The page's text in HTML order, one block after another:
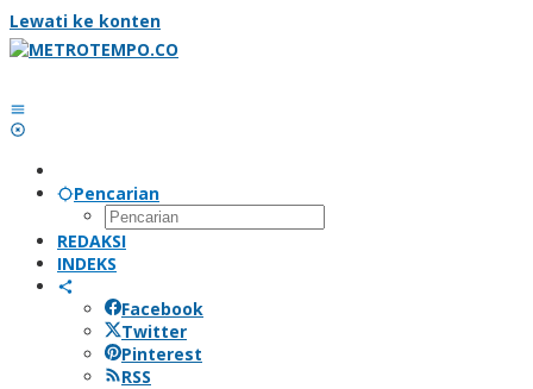
Lewati ke konten
Pencarian
REDAKSI
INDEKS
Facebook
Twitter
Pinterest
RSS